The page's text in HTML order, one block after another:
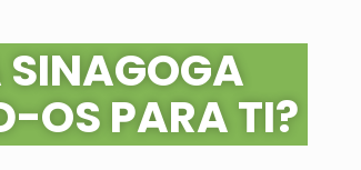
SINAGOGA
OS PARA TI?